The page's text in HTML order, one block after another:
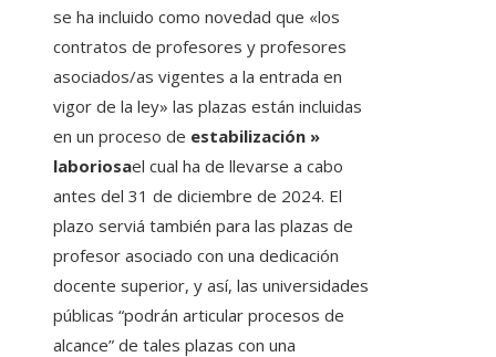
se ha incluido como novedad que «los
contratos de profesores y profesores
asociados/as vigentes a la entrada en
vigor de la ley» las plazas están incluidas
en un proceso de estabilización »
laboriosael cual ha de llevarse a cabo
antes del 31 de diciembre de 2024. El
plazo serviá también para las plazas de
profesor asociado con una dedicación
docente superior, y así, las universidades
públicas “podrán articular procesos de
alcance” de tales plazas con una